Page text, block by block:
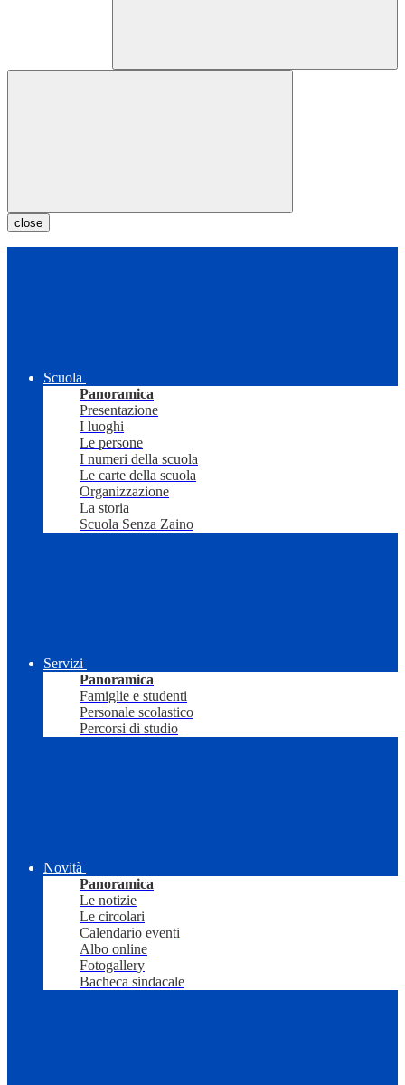
close
Scuola
Panoramica
Presentazione
I luoghi
Le persone
I numeri della scuola
Le carte della scuola
Organizzazione
La storia
Scuola Senza Zaino
Servizi
Panoramica
Famiglie e studenti
Personale scolastico
Percorsi di studio
Novità
Panoramica
Le notizie
Le circolari
Calendario eventi
Albo online
Fotogallery
Bacheca sindacale